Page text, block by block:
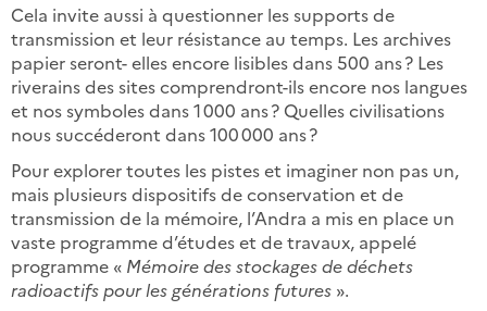
Cela invite aussi à questionner les supports de
transmission et leur résistance au temps. Les archives
papier seront- elles encore lisibles dans 500 ans ? Les
riverains des sites comprendront-ils encore nos langues
et nos symboles dans 1 000 ans ? Quelles civilisations
nous succéderont dans 100 000 ans ?
Pour explorer toutes les pistes et imaginer non pas un,
mais plusieurs dispositifs de conservation et de
transmission de la mémoire, l’Andra a mis en place un
vaste programme d’études et de travaux, appelé
programme « Mémoire des stockages de déchets
radioactifs pour les générations futures ».